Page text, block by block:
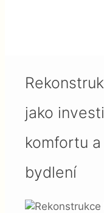
jako
komfortu
bydlení